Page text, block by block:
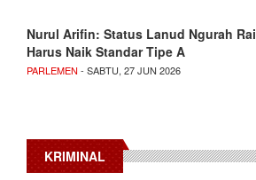
Nurul Arifin: Status Lanud Ngurah Rai
Harus Naik Standar Tipe A
PARLEMEN - SABTU, 27 JUN 2026
KRIMINAL